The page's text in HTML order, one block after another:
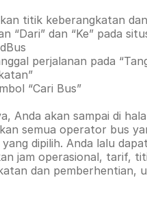
titik keberangkatan
“Dari” dan “Ke” pada
perjalanan pada
“Cari Bus”
Anda akan sampai di
semua operator bus
dipilih. Anda lalu
jam operasional, tarif,
dan pemberhentian,